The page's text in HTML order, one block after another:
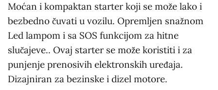
Moćan i kompaktan starter koji se može lako i
bezbedno čuvati u vozilu. Opremljen snažnom
Led lampom i sa SOS funkcijom za hitne
slučajeve.. Ovaj starter se može koristiti i za
punjenje prenosivih elektronskih uređaja.
Dizajniran za bezinske i dizel motore.